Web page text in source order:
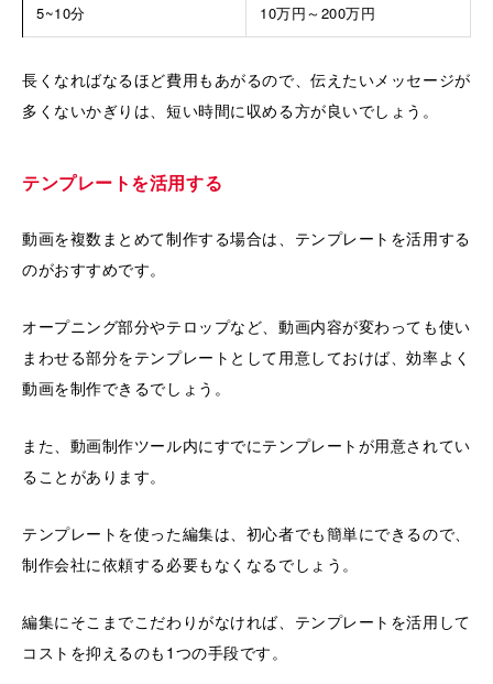
5~10分 10万円～200万円
長くなればなるほど費用もあがるので、伝えたいメッセージが
多くないかぎりは、短い時間に収める方が良いでしょう。
テンプレートを活用する
動画を複数まとめて制作する場合は、テンプレートを活用する
のがおすすめです。
オープニング部分やテロップなど、動画内容が変わっても使い
まわせる部分をテンプレートとして用意しておけば、効率よく
動画を制作できるでしょう。
また、動画制作ツール内にすでにテンプレートが用意されてい
ることがあります。
テンプレートを使った編集は、初心者でも簡単にできるので、
制作会社に依頼する必要もなくなるでしょう。
編集にそこまでこだわりがなければ、テンプレートを活用して
コストを抑えるのも1つの手段です。